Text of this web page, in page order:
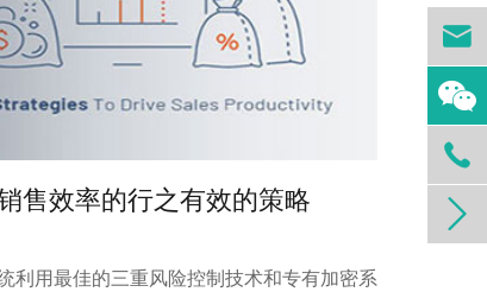
售效率的行之有效的策略
利用最佳的三重风险控制技术和专有加密系


